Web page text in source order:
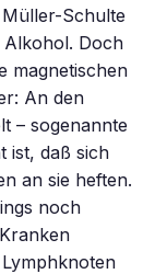
Schulte
Doch
magnetischen
An den
– sogenannte
ist, daß sich
an sie heften.
noch